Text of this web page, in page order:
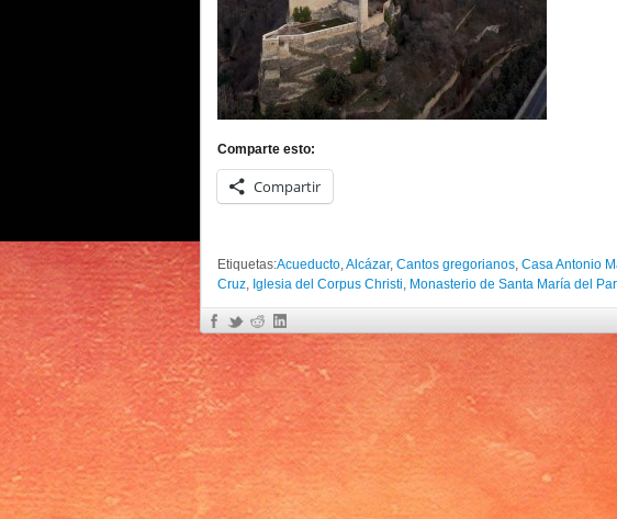
Comparte esto:
Compartir
Etiquetas:Acueducto,Alcázar, Cantos gregorianos, Casa Antonio
Cruz, Iglesia del Corpus Christi, Monasterio de Santa María del